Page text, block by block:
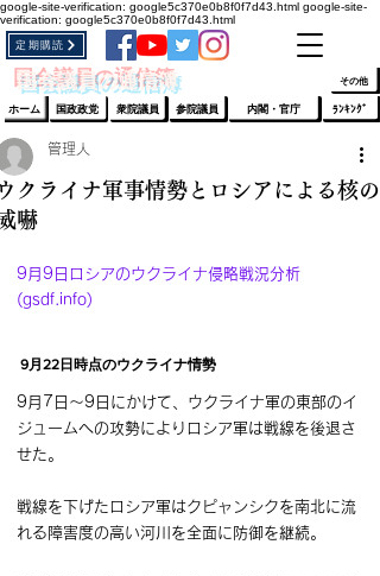
google-site-verification: google5c370e0b8f0f7d43.html google-site-
verification: google5c370e0b8f0f7d43.html
​国会議員の通信簿
定期購読
ホーム 国政政党 衆院議員 参院議員 ﾗﾝｷﾝｸﾞ
内閣・官庁
その他
クライナ軍事情勢とロシアによる核の
嚇
管理人
9月9日ロシアのウクライナ侵略戦況分析
(gsdf.info)
9月22日時点のウクライナ情勢
9月7日～9日にかけて、ウクライナ軍の東部のイ
ジュームへの攻勢によりロシア軍は戦線を後退さ
せた。
戦線を下げたロシア軍はクピャンシクを南北に流
れる障害度の高い河川を全面に防御を継続。